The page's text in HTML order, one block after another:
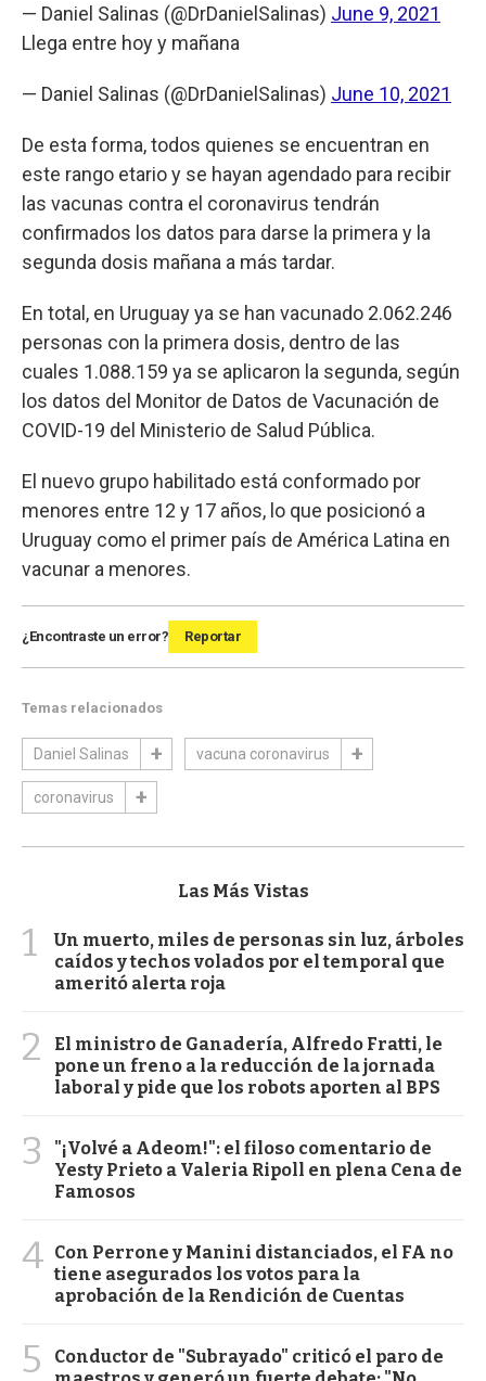
— Daniel Salinas (@DrDanielSalinas) June 9, 2021
Llega entre hoy y mañana
— Daniel Salinas (@DrDanielSalinas) June 10, 2021
De esta forma, todos quienes se encuentran en
este rango etario y se hayan agendado para recibir
las vacunas contra el coronavirus tendrán
confirmados los datos para darse la primera y la
segunda dosis mañana a más tardar.
En total, en Uruguay ya se han vacunado 2.062.246
personas con la primera dosis, dentro de las
cuales 1.088.159 ya se aplicaron la segunda, según
los datos del Monitor de Datos de Vacunación de
COVID-19 del Ministerio de Salud Pública.
El nuevo grupo habilitado está conformado por
menores entre 12 y 17 años, lo que posicionó a
Uruguay como el primer país de América Latina en
vacunar a menores.
¿Encontraste un error? Reportar
Temas relacionados
Daniel Salinas vacuna coronavirus
coronavirus
Las Más Vistas
1
Un muerto, miles de personas sin luz, árboles
caídos y techos volados por el temporal que
ameritó alerta roja
2
El ministro de Ganadería, Alfredo Fratti, le
pone un freno a la reducción de la jornada
laboral y pide que los robots aporten al BPS
3
"¡Volvé a Adeom!": el filoso comentario de
Yesty Prieto a Valeria Ripoll en plena Cena de
Famosos
4 Con Perrone y Manini distanciados, el FA no
tiene asegurados los votos para la
aprobación de la Rendición de Cuentas
5
Conductor de "Subrayado" criticó el paro de